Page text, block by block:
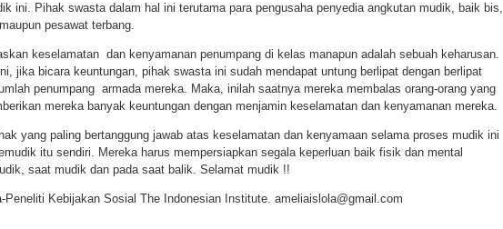
ini. Pihak swasta dalam hal ini terutama para pengusaha penyedia angkutan mudik, baik bis,
pesawat terbang.
keselamatan dan kenyamanan penumpang di kelas manapun adalah sebuah keharusan.
jika bicara keuntungan, pihak swasta ini sudah mendapat untung berlipat dengan berlipat
penumpang armada mereka. Maka, inilah saatnya mereka membalas orang-orang yang
mereka banyak keuntungan dengan menjamin keselamatan dan kenyamanan mereka.
yang paling bertanggung jawab atas keselamatan dan kenyamaan selama proses mudik ini
itu sendiri. Mereka harus mempersiapkan segala keperluan baik fisik dan mental
saat mudik dan pada saat balik. Selamat mudik !!
Peneliti Kebijakan Sosial The Indonesian Institute. ameliaislola@gmail.com